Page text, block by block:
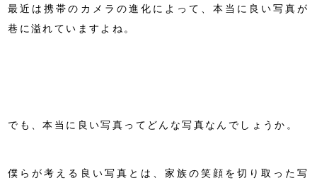
最近は携帯のカメラの進化によって、本当に良い写真が
巷に溢れていますよね。
でも、本当に良い写真ってどんな写真なんでしょうか。
僕らが考える良い写真とは、家族の笑顔を切り取った写